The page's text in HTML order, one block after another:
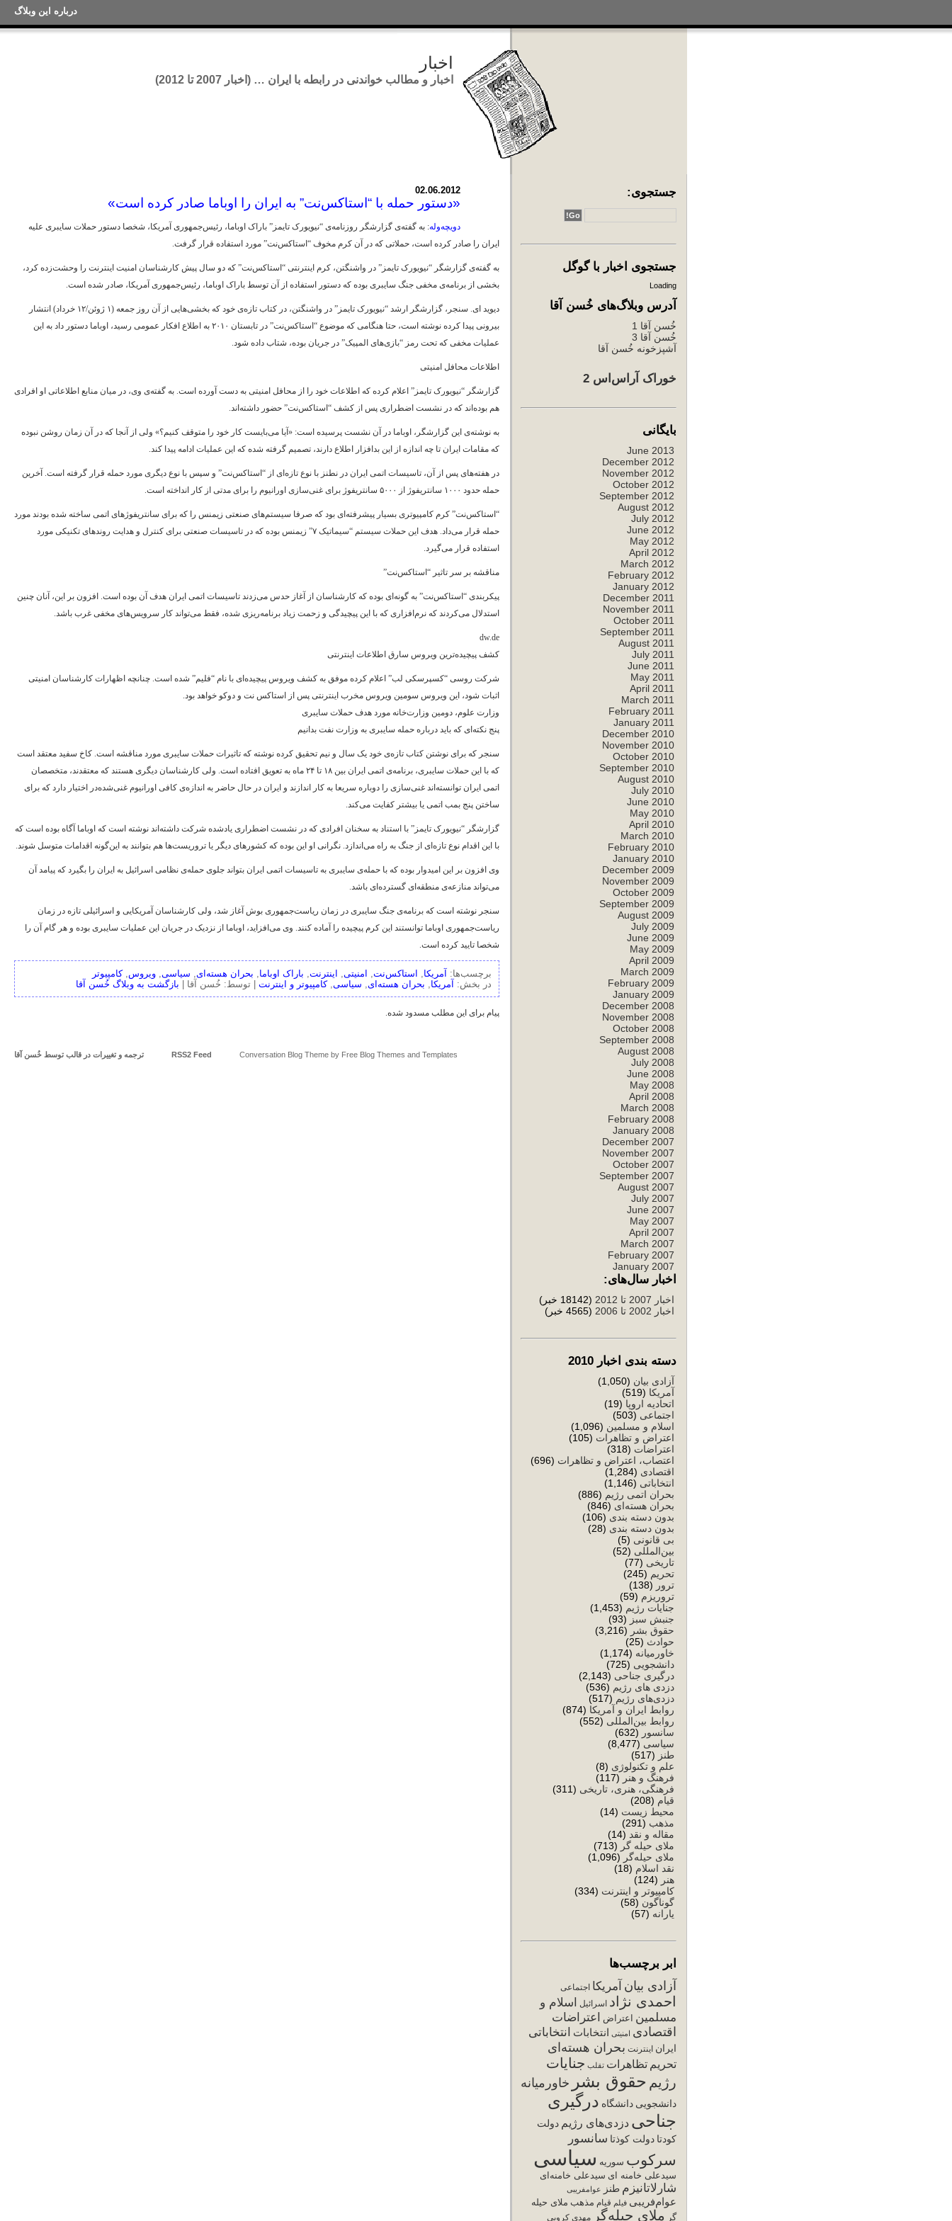
درباره این وبلاگ
اخبار
اخبار و مطالب خواندنی در رابطه با ایران … (اخبار 2007 تا 2012)
جستجوی:
جستجوی اخبار با گوگل
Loading
آدرس وبلاگ‌های خُسن آقا
خُسن آقا 1
خُسن آقا 3
آشپزخونه خُسن آقا
خوراک آراس‌اس 2
بایگانی
June 2013
December 2012
November 2012
October 2012
September 2012
August 2012
July 2012
June 2012
May 2012
April 2012
March 2012
February 2012
January 2012
December 2011
November 2011
October 2011
September 2011
August 2011
July 2011
June 2011
May 2011
April 2011
March 2011
February 2011
January 2011
December 2010
November 2010
October 2010
September 2010
August 2010
July 2010
June 2010
May 2010
April 2010
March 2010
February 2010
January 2010
December 2009
November 2009
October 2009
September 2009
August 2009
July 2009
June 2009
May 2009
April 2009
March 2009
February 2009
January 2009
December 2008
November 2008
October 2008
September 2008
August 2008
July 2008
June 2008
May 2008
April 2008
March 2008
February 2008
January 2008
December 2007
November 2007
October 2007
September 2007
August 2007
July 2007
June 2007
May 2007
April 2007
March 2007
February 2007
January 2007
اخبار سال‌های:
اخبار 2007 تا 2012
(18142 خبر)
اخبار 2002 تا 2006
(4565 خبر)
دسته بندی اخبار 2010
آزادی بیان (1,050)
آمریکا (519)
اتحادیه اروپا (19)
اجتماعی (503)
اسلام و مسلمین (1,096)
اعتراض و تظاهرات (105)
اعتراضات (318)
اعتصاب، اعتراض و تظاهرات (696)
اقتصادی (1,284)
انتخاباتی (1,146)
بحران اتمی رژیم (886)
بحران هسته‌ای (846)
بدون دسته بندی (106)
بدون دسته بندی (28)
بی قانونی (5)
بین‌المللی (52)
تاریخی (77)
تحریم (245)
ترور (138)
تروریزم (59)
جنایات رژیم (1,453)
جنبش سبز (93)
حقوق بشر (3,216)
حوادث (25)
خاورمیانه (1,174)
دانشجویی (725)
درگیری جناحی (2,143)
دزدی های رژیم (536)
دزدی‌های رژیم (517)
روابط ایران و آمریکا (874)
روابط بین‌المللی (552)
سانسور (632)
سیاسی (8,477)
طنز (517)
علم و تکنولوژی (8)
فرهنگ و هنر (117)
فرهنگی، هنری، تاریخی (311)
قیام (208)
محیط زیست (14)
مذهب (291)
مقاله و نقد (14)
ملای حیله گر (713)
ملای حیله‌گر (1,096)
نقد اسلام (18)
هنر (124)
کامپیوتر و اینترنت (334)
گوناگون (58)
یارانه (57)
ابر برچسب‌ها
آزادی بیان آمریکا اجتماعی
احمدی نژاد اسرائیل
اسلام و
مسلمین اعتراض اعتراضات
اقتصادی امنیتی انتخابات انتخاباتی
ایران اینترنت بحران هسته‌ای
تحریم تظاهرات تقلب جنایات
رژیم حقوق بشر خاورمیانه
دانشجویی دانشگاه درگیری
جناحی دزدی‌های رژیم دولت
کودتا دولت کوذتا سانسور
سرکوب سوریه سیاسی
سیدعلی خامنه ای سیدعلی خامنه‌ای
شارلاتانیزم طنز عوامفریبی
عوام‌فریبی فیلم قیام مذهب ملای حیله
گر ملای حیله‌گر مهدی کروبی
02.06.2012
«دستور حمله ‌با “استاکس‌نت” به ایران را اوباما صادر کرده است»
دویچه‌وله: به گفته‌ی گزارشگر روزنامه‌ی “نیویورک تایمز” باراک اوباما، رئيس‌جمهوری آمریکا، شخصا دستور حملات سایبری علیه
ایران را صادر کرده است، حملاتی که در آن کرم مخوف “استاکس‌نت” مورد استفاده قرار گرفت.
به گفته‌ی گزارشگر “نیویورک تایمز” در واشنگتن، کرم اینترنتی “استاکس‌نت” که دو سال پیش کارشناسان امنیت اینترنت را وحشت‌زده کرد،
بخشی از برنامه‌ی مخفی جنگ سایبری بوده که دستور استفاده از آن توسط باراک اوباما، رئيس‌جمهوری آمریکا، صادر شده است.
دیوید ای. سنجر، گزارشگر ارشد “نیویورک تایمز” در واشنگتن، در کتاب تازه‌ی خود که بخشی‌هایی از آن روز جمعه (۱ ژوئن/۱۲ خرداد) انتشار
بیرونی پیدا کرده نوشته است، حتا هنگامی که موضوع “استاکس‌نت” در تابستان ۲۰۱۰ به اطلاع افکار عمومی رسید، اوباما دستور داد به این
عملیات مخفی که تحت رمز “بازی‌های المپیک” در جریان بوده، شتاب داده شود.
اطلاعات محافل امنیتی
گزارشگر “نیویورک تایمز” اعلام کرده که اطلاعات خود را از محافل امنیتی به دست آورده است. به گفته‌ی وی، در میان منابع اطلاعاتی او افرادی
هم بوده‌اند که در نشست اضطراری پس از کشف “استاکس‌نت” حضور داشته‌اند.
به نوشته‌ی این گزارشگر، اوباما در آن نشست پرسیده است: «آیا می‌بایست کار خود را متوقف کنیم؟» ولی از آنجا که در آن زمان روشن نبوده
که مقامات ایران تا چه اندازه از این بدافزار اطلاع دارند، تصمیم گرفته شده که این عملیات ادامه پیدا کند.
در هفته‌های پس از آن، تاسیسات اتمی ایران در نطنز با نوع تازه‌ای از “استاکس‌نت” و سپس با نوع دیگری مورد حمله قرار گرفته است. آخرین
حمله حدود ۱۰۰۰ سانتریفوژ از ۵۰۰۰ سانتریفوژ برای غنی‌سازی اورانیوم را برای مدتی از کار انداخته است.
“استاکس‌نت” کرم کامپیوتری بسیار پیشرفته‌ای بود که صرفا سیستم‌های صنعتی زیمنس را که برای سانتریفوژهای اتمی ساخته شده بودند مورد
حمله قرار می‌داد. هدف این حملات سیستم “سیماتیک ۷” زیمنس بوده که در تاسیسات صنعتی برای کنترل و هدایت روندهای تکنیکی مورد
استفاده قرار می‌گیرد.
مناقشه بر سر تاثیر “استاکس‌نت”
پیکربندی “استاکس‌نت” به گونه‌ای بوده که کارشناسان از آغاز حدس می‌زدند تاسیسات اتمی ایران هدف آن بوده است. افزون بر این، آنان چنین
استدلال می‌کردند که نرم‌افزاری که با این پیچیدگی و زحمت زیاد برنامه‌ریزی شده، فقط می‌تواند کار سرویس‌‌های مخفی غرب باشد.
dw.de
کشف پیچیده‌ترین ویروس سارق اطلاعات اینترنتی
شرکت روسی “کسپرسکی لب” اعلام کرده موفق به کشف ویروس پیچیده‌ای با نام “فلیم” شده است. چنانچه اظهارات کار‌شناسان امنیتی
اثبات شود، این ویروس سومین ویروس مخرب اینترنتی پس از استاکس نت و دوکو خواهد بود.
وزارت علوم، دومین وزارت‌خانه مورد هدف حملات سایبری
پنج نکته‌ای که باید درباره حمله سایبری به وزارت نفت بدانیم
سنجر که برای نوشتن کتاب تازه‌ی خود یک سال و نیم تحقیق کرده نوشته که تاثیرات حملات سایبری مورد مناقشه ‌است. کاخ سفید معتقد است
که با این حملات سایبری، برنامه‌ی اتمی ایران بین ۱۸ تا ۲۴ ماه به تعویق افتاده است. ولی کارشناسان دیگری هستند که معتقدند، متخصصان
اتمی ایران توانسته‌اند غنی‌سازی را دوباره سریعا به کار اندازند و ایران در حال حاضر به اندازه‌ی کافی اورانیوم غنی‌شده‌در اختیار دارد که برای
ساختن پنج بمب اتمی یا بیشتر کفایت می‌کند.
گزارشگر “نیویورک تایمز” با استناد به سخنان افرادی که در نشست اضطراری یادشده شرکت داشته‌اند نوشته است که اوباما آگاه بوده است که
با این اقدام نوع تازه‌ای از جنگ به راه می‌اندازد. نگرانی او این بوده که کشورهای دیگر یا تروریست‌ها هم بتوانند به این‌گونه اقدامات متوسل شوند.
وی افزون بر این امیدوار بوده که با حمله‌ی سایبری به تاسیسات اتمی ایران بتواند جلوی حمله‌ی نظامی اسرائیل به ایران را بگیرد که پیامد آن
می‌تواند منازعه‌ی منطقه‌ای گسترده‌ای باشد.
سنجر نوشته است که برنامه‌ی جنگ سایبری در زمان ریاست‌جمهوری بوش آغاز شد، ولی کارشناسان آمریکایی و اسرائيلی تازه در زمان
ریاست‌جمهوری اوباما توانستند این کرم پیچیده را آماده کنند. وی می‌افزاید، اوباما از نزدیک در جریان این عملیات سایبری بوده و هر گام آن را
شخصا تایید کرده است.
برچسب‌ها: آمریکا, استاکس‌نت, امنیتی, اینترنت, باراک اوباما, بحران هسته‌ای, سیاسی, ویروس,کامپیوتر
در بخش: آمریکا, بحران هسته‌ای, سیاسی,کامپیوتر و اینترنت توسط: خُسن آقا | بازگشت به وبلاگ خُسن آقا
پیام برای این مطلب مسدود شده.
RSS2 Feed Conversation Blog Theme by Free Blog Themes and Templates ترجمه و تغییرات در قالب توسط خُسن آقا